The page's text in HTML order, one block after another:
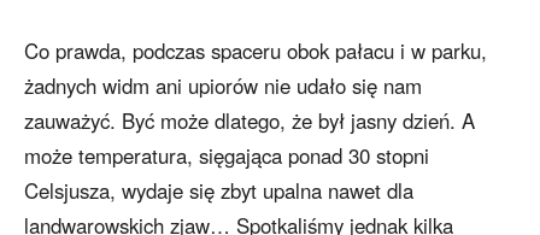
Co prawda, podczas spaceru obok pałacu i w parku,
żadnych widm ani upiorów nie udało się nam
zauważyć. Być może dlatego, że był jasny dzień. A
może temperatura, sięgająca ponad 30 stopni
Celsjusza, wydaje się zbyt upalna nawet dla
landwarowskich zjaw… Spotkaliśmy jednak kilka